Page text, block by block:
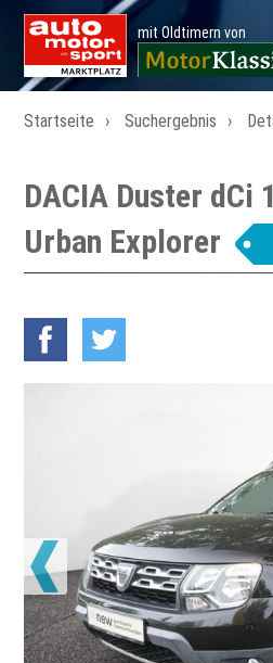
mit Oldtimern von
Startseite Suchergebnis
DACIA Duster dCi
Urban Explorer